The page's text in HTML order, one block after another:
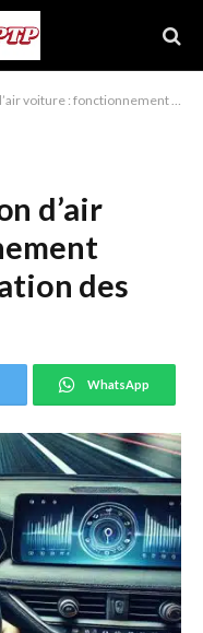
détaillé et optimisation des performances
d’air
des
WhatsApp